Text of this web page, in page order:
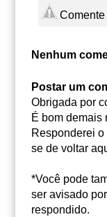
Comente
Nenhum
Postar um
Obrigada por
É bom demais
Responderei
se de voltar
*Você pode
ser avisado
respondido.